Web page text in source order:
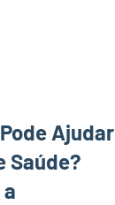
Ajudar
Saúde?